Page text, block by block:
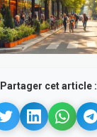
Partager cet article :